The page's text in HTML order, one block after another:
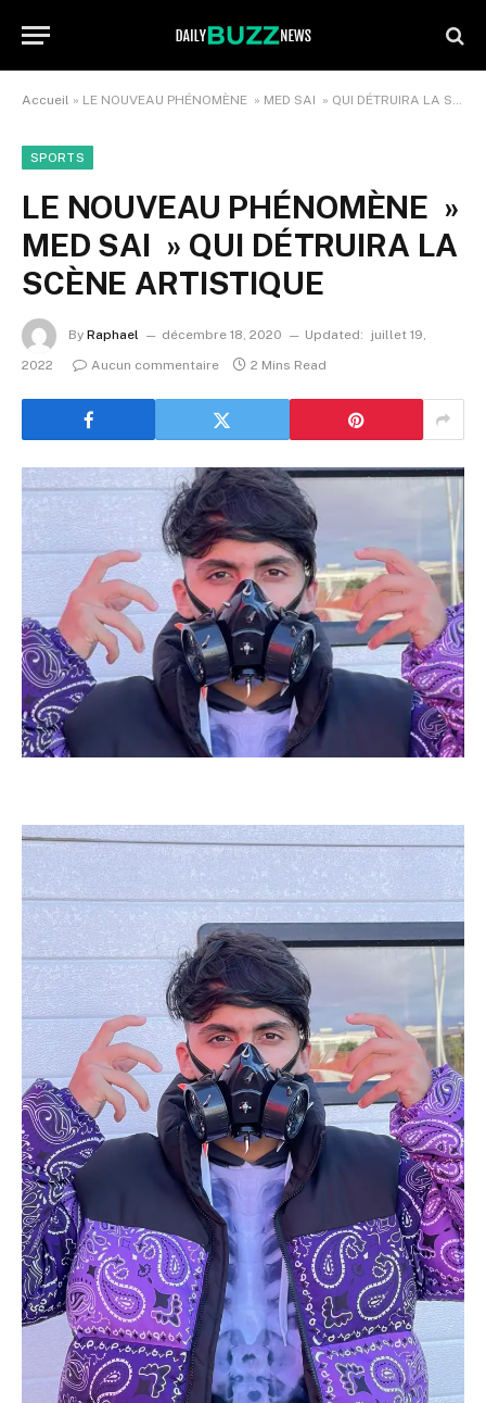
Accueil » LE NOUVEAU PHÉNOMÈNE » MED SAI » QUI DÉTRUIRA LA SCÈNE ARTISTIQUE
SPORTS
LE NOUVEAU PHÉNOMÈNE »
MED SAI » QUI DÉTRUIRA LA
SCÈNE ARTISTIQUE
By Raphael décembre 18, 2020 Updated:
juillet 19,
2022
Aucun commentaire 2 Mins Read